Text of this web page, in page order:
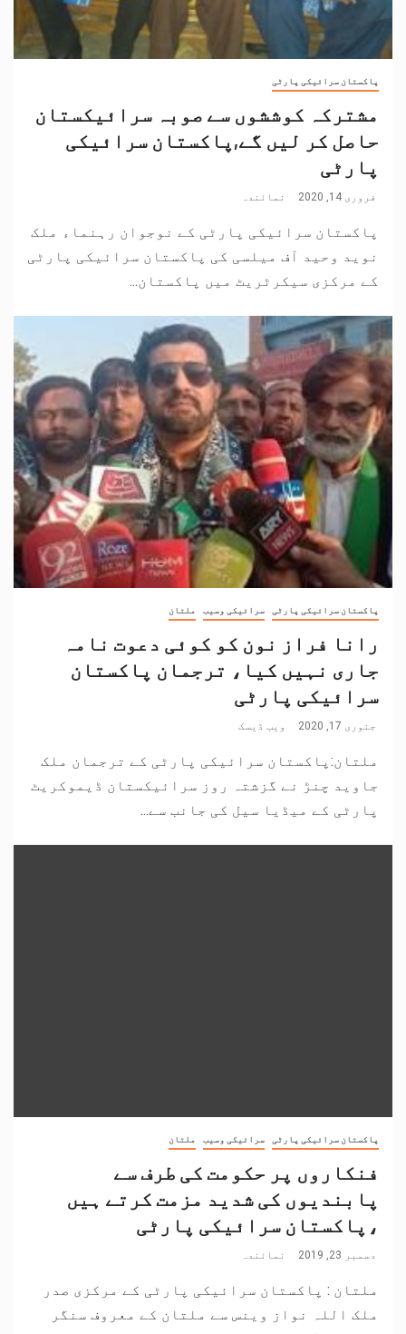
پاکستان سرائیکی پارٹی
مشترکہ کوششوں سے صوبہ سرائیکستان
حاصل کر لیں گے,پاکستان سرائیکی
پارٹی
فروری 14, 2020 نمائندہ
پاکستان سرائیکی پارٹی کے نوجوان رہنماء ملک
نوید وحید آف میلسی کی پاکستان سرائیکی پارٹی
کے مرکزی سیکرٹریٹ میں پاکستان...
پاکستان سرائیکی پارٹی سرائیکی وسیب ملتان
رانا فراز نون کو کوئی دعوت نامہ
جاری نہیں کیا، ترجمان پاکستان
سرائیکی پارٹی
جنوری 17, 2020 ویب ڈیسک
ملتان:پاکستان سرائیکی پارٹی کے ترجمان ملک
جاوید چنڑ نے گزشتہ روز سرائیکستان ڈیموکریٹ
پارٹی کے میڈیا سیل کی جانب سے...
پاکستان سرائیکی پارٹی سرائیکی وسیب ملتان
فنکاروں پر حکومت کی طرف سے
پابندیوں کی شدید مزمت کرتے ہیں
،پاکستان سرائیکی پارٹی
دسمبر 23, 2019 نمائندہ
ملتان : پاکستان سرائیکی پارٹی کے مرکزی صدر
ملک اللہ نواز وینس سے ملتان کے معروف سنگر